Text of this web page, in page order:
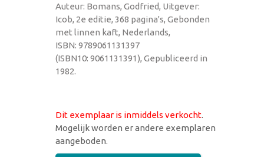
Auteur: Bomans, Godfried, Uitgever:
Icob, 2e editie, 368 pagina's, Gebonden
met linnen kaft, Nederlands,
ISBN: 9789061131397
(ISBN10: 9061131391), Gepubliceerd in
1982.
Dit exemplaar is inmiddels verkocht.
Mogelijk worden er andere exemplaren
aangeboden.